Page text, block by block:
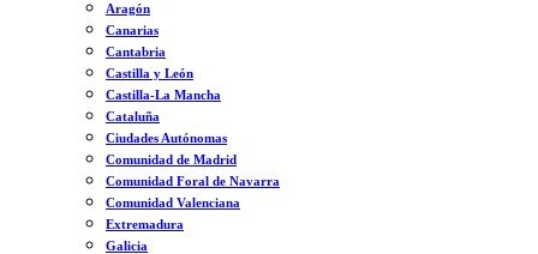
Aragón
Canarias
Cantabria
Castilla y León
Castilla-La Mancha
Cataluña
Ciudades Autónomas
Comunidad de Madrid
Comunidad Foral de Navarra
Comunidad Valenciana
Extremadura
Galicia